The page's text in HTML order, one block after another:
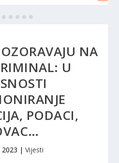
NA
U
PODACI,
| Vijesti